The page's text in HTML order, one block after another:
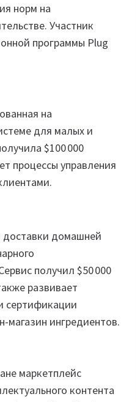
норм на
Участник
программы Plug
на
для малых и
$100 000
процессы управления
домашней
получил $50 000
развивает
сертификации
магазин ингредиентов.
маркетплейс
контента